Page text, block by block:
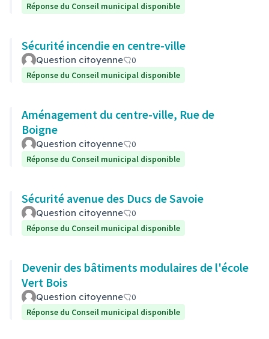
Réponse du Conseil municipal disponible
Sécurité incendie en centre-ville
Question citoyenne
0
Réponse du Conseil municipal disponible
Aménagement du centre-ville, Rue de
Boigne
Question citoyenne
0
Réponse du Conseil municipal disponible
Sécurité avenue des Ducs de Savoie
Question citoyenne
0
Réponse du Conseil municipal disponible
Devenir des bâtiments modulaires de l'école
Vert Bois
Question citoyenne
0
Réponse du Conseil municipal disponible